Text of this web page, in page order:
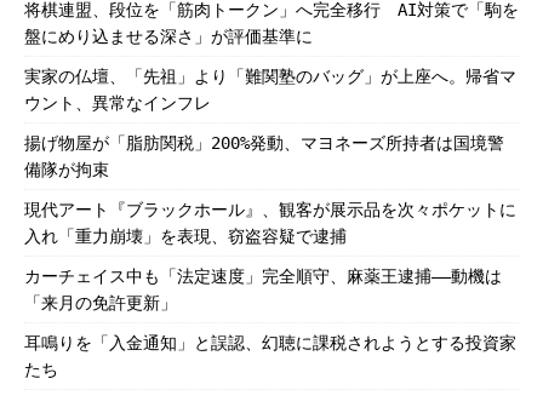
将棋連盟、段位を「筋肉トークン」へ完全移行 AI対策で「駒を
盤にめり込ませる深さ」が評価基準に
実家の仏壇、「先祖」より「難関塾のバッグ」が上座へ。帰省マ
ウント、異常なインフレ
揚げ物屋が「脂肪関税」200%発動、マヨネーズ所持者は国境警
備隊が拘束
現代アート『ブラックホール』、観客が展示品を次々ポケットに
入れ「重力崩壊」を表現、窃盗容疑で逮捕
カーチェイス中も「法定速度」完全順守、麻薬王逮捕――動機は
「来月の免許更新」
耳鳴りを「入金通知」と誤認、幻聴に課税されようとする投資家
たち